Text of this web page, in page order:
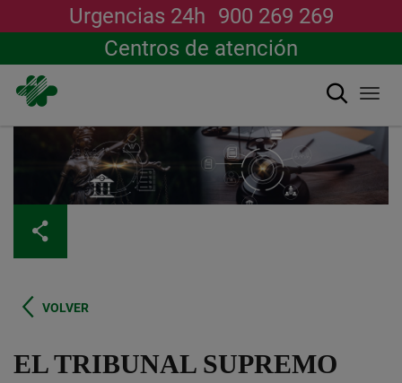
要
Urgencias 24h 900 269 269
Centros de atención
搜索
VOLVER
EL TRIBUNAL SUPREMO